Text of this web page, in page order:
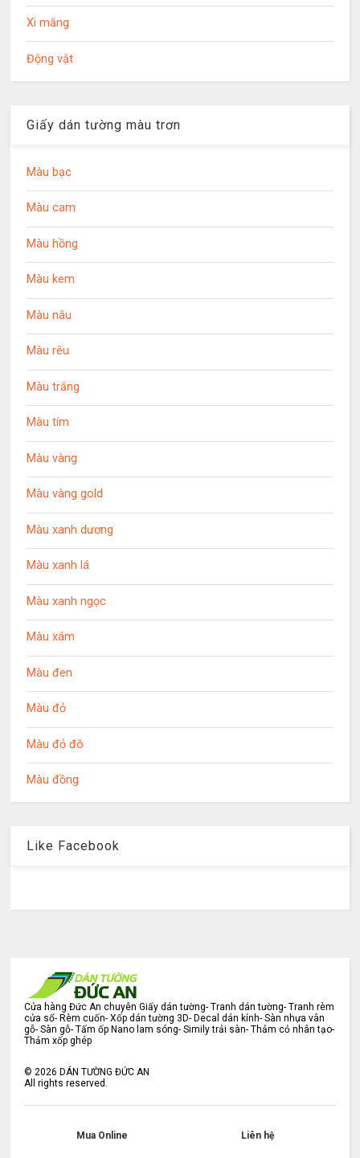
Xi măng
Động vật
Giấy dán tường màu trơn
Màu bạc
Màu cam
Màu hồng
Màu kem
Màu nâu
Màu rêu
Màu trắng
Màu tím
Màu vàng
Màu vàng gold
Màu xanh dương
Màu xanh lá
Màu xanh ngọc
Màu xám
Màu đen
Màu đỏ
Màu đỏ đô
Màu đồng
Like Facebook
Cửa hàng Đức An chuyên Giấy dán tường- Tranh dán tường- Tranh rèm
cửa sổ- Rèm cuốn- Xốp dán tường 3D- Decal dán kính- Sàn nhựa vân
gỗ- Sàn gỗ- Tấm ốp Nano lam sóng- Simily trải sàn- Thảm cỏ nhân tạo-
Thảm xốp ghép
©2026 DÁN TƯỜNG ĐỨC AN
All rights reserved.
Mua Online Liên hệ